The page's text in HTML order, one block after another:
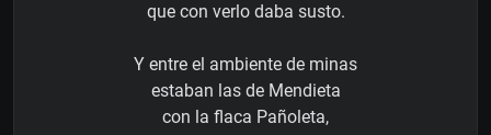
que con verlo daba susto.
Y entre el ambiente de minas
estaban las de Mendieta
con la flaca Pañoleta,